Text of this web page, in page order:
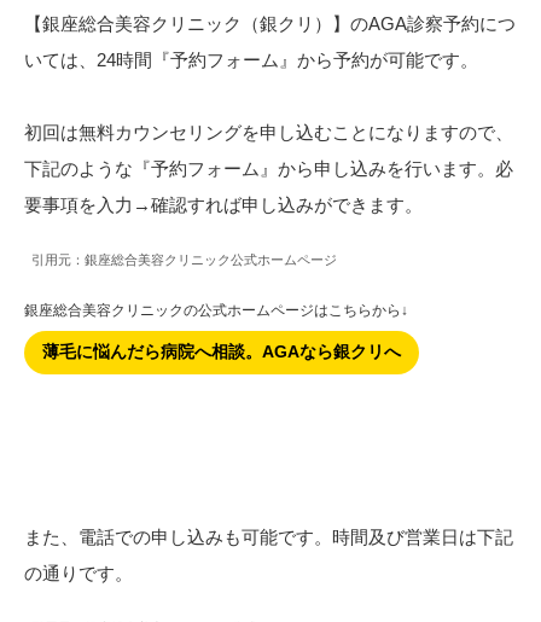
【銀座総合美容クリニック（銀クリ）】のAGA診察予約につ
いては、24時間『予約フォーム』から予約が可能です。
初回は無料カウンセリングを申し込むことになりますので、
下記のような『予約フォーム』から申し込みを行います。必
要事項を入力→確認すれば申し込みができます。
引用元：銀座総合美容クリニック公式ホームページ
銀座総合美容クリニックの公式ホームページはこちらから↓
薄毛に悩んだら病院へ相談。AGAなら銀クリへ
また、電話での申し込みも可能です。時間及び営業日は下記
の通りです。